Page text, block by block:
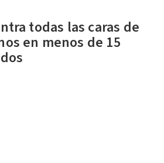
todas las caras de
en menos de 15